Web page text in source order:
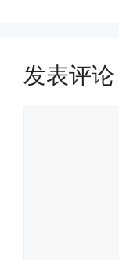
发表评论